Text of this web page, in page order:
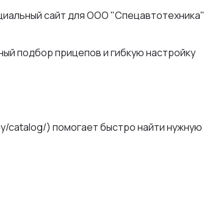
сайт для ООО "Спецавтотехника"
подбор прицепов и гибкую настройку
catalog/) помогает быстро найти нужную